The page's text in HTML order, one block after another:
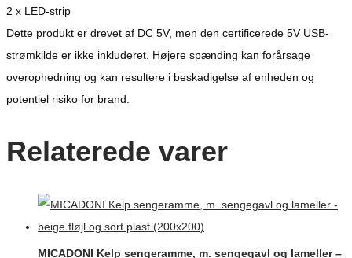
2 x LED-strip
Dette produkt er drevet af DC 5V, men den certificerede 5V USB-
strømkilde er ikke inkluderet. Højere spænding kan forårsage
overophedning og kan resultere i beskadigelse af enheden og
potentiel risiko for brand.
Relaterede varer
MICADONI Kelp sengeramme, m. sengegavl og lameller –